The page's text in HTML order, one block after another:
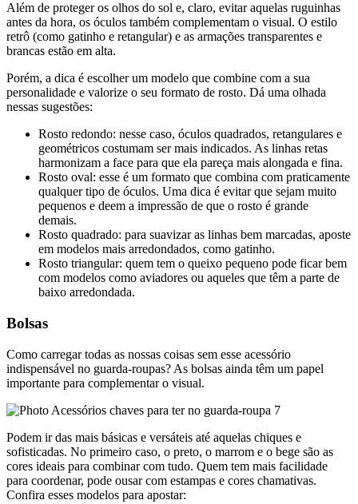
Além de proteger os olhos do sol e, claro, evitar aquelas ruguinhas
antes da hora, os óculos também complementam o visual. O estilo
retrô (como gatinho e retangular) e as armações transparentes e
brancas estão em alta.
Porém, a dica é escolher um modelo que combine com a sua
personalidade e valorize o seu formato de rosto. Dá uma olhada
nessas sugestões:
Rosto redondo: nesse caso, óculos quadrados, retangulares e
geométricos costumam ser mais indicados. As linhas retas
harmonizam a face para que ela pareça mais alongada e fina.
Rosto oval: esse é um formato que combina com praticamente
qualquer tipo de óculos. Uma dica é evitar que sejam muito
pequenos e deem a impressão de que o rosto é grande
demais.
Rosto quadrado: para suavizar as linhas bem marcadas, aposte
em modelos mais arredondados, como gatinho.
Rosto triangular: quem tem o queixo pequeno pode ficar bem
com modelos como aviadores ou aqueles que têm a parte de
baixo arredondada.
Bolsas
Como carregar todas as nossas coisas sem esse acessório
indispensável no guarda-roupas? As bolsas ainda têm um papel
importante para complementar o visual.
Podem ir das mais básicas e versáteis até aquelas chiques e
sofisticadas. No primeiro caso, o preto, o marrom e o bege são as
cores ideais para combinar com tudo. Quem tem mais facilidade
para coordenar, pode ousar com estampas e cores chamativas.
Confira esses modelos para apostar: